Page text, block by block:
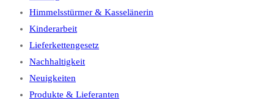
Himmelsstürmer & Kasselänerin
Kinderarbeit
Lieferkettengesetz
Nachhaltigkeit
Neuigkeiten
Produkte & Lieferanten